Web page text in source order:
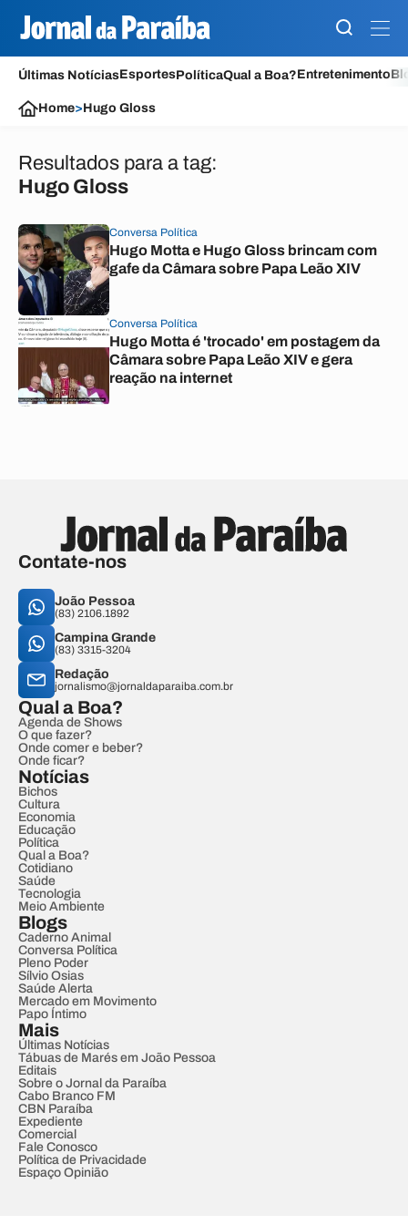
Últimas NotíciasEsportesPolíticaQual a Boa?Entretenimento
Home>Hugo Gloss
Resultados para a tag:
Hugo Gloss
Conversa Política
Hugo Motta e Hugo Gloss brincam com
gafe da Câmara sobre Papa Leão XIV
Conversa Política
Hugo Motta é 'trocado' em postagem da
Câmara sobre Papa Leão XIV e gera
reação na internet
Contate-nos
João Pessoa
(83) 2106.1892
Campina Grande
(83) 3315-3204
Redação
jornalismo@jornaldaparaiba.com.br
Qual a Boa?
Agenda de Shows
O que fazer?
Onde comer e beber?
Onde ficar?
Notícias
Bichos
Cultura
Economia
Educação
Política
Qual a Boa?
Cotidiano
Saúde
Tecnologia
Meio Ambiente
Blogs
Caderno Animal
Conversa Política
Pleno Poder
Sílvio Osias
Saúde Alerta
Mercado em Movimento
Papo Íntimo
Mais
Últimas Notícias
Tábuas de Marés em João Pessoa
Editais
Sobre o Jornal da Paraíba
Cabo Branco FM
CBN Paraíba
Expediente
Comercial
Fale Conosco
Política de Privacidade
Espaço Opinião